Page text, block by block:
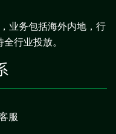
业务包括海外内地，行
行业投放。
服